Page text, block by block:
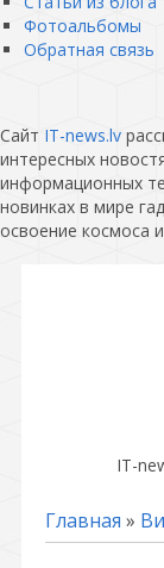
Фотоальбомы
Обратная связь
Сайт IT-news.lv
интересных
информационных
новинках в мире
освоение космоса
IT-
Главная »